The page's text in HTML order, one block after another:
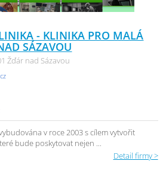
- KLINIKA PRO MALÁ
SÁZAVOU
Žďár nad Sázavou
v roce 2003 s cílem vytvořit
bude poskytovat nejen ...
Detail firmy >